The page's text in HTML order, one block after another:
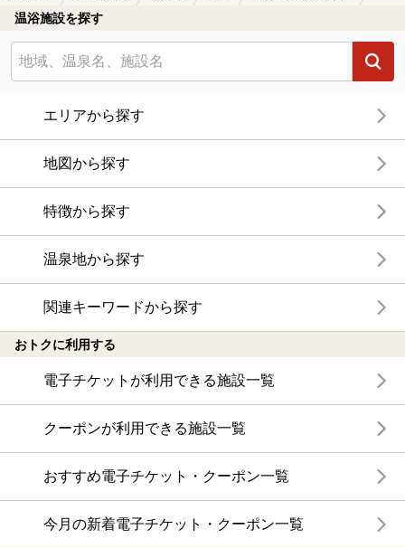
温浴施設を探す
エリアから探す
地図から探す
特徴から探す
温泉地から探す
関連キーワードから探す
おトクに利用する
電子チケットが利用できる施設一覧
クーポンが利用できる施設一覧
おすすめ電子チケット・クーポン一覧
今月の新着電子チケット・クーポン一覧